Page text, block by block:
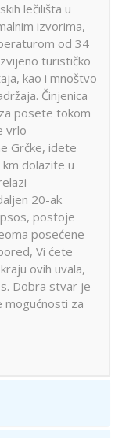
lečilišta u
izvorima,
od 34
turističko
kao i mnoštvo
Činjenica
posete tokom
vrlo
Grčke, idete
dolazite u
20-ak
postoje
posećene
Vi ćete
ovih uvаlа,
Dobrа stvаr je
mogućnosti zа